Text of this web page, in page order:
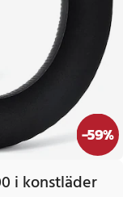
-59%
i konstläder